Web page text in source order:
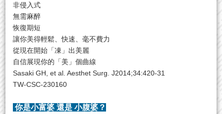
非侵入式
無需麻醉
恢復期短
讓你美得輕鬆、快速、毫不費力
從現在開始「凍」出美麗
自信展現你的「美」個曲線
Sasaki GH, et al. Aesthet Surg. J2014;34:420-31
TW-CSC-230160
你是小富婆 還是 小腹婆？